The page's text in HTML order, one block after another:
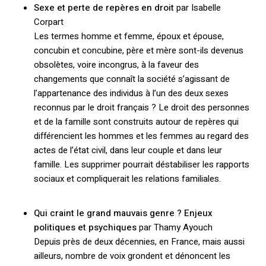
Sexe et perte de repères en droit par Isabelle
Corpart
Les termes homme et femme, époux et épouse,
concubin et concubine, père et mère sont-ils devenus
obsolètes, voire incongrus, à la faveur des
changements que connaît la société s’agissant de
l’appartenance des individus à l’un des deux sexes
reconnus par le droit français ? Le droit des personnes
et de la famille sont construits autour de repères qui
différencient les hommes et les femmes au regard des
actes de l’état civil, dans leur couple et dans leur
famille. Les supprimer pourrait déstabiliser les rapports
sociaux et compliquerait les relations familiales.
Qui craint le grand mauvais genre ? Enjeux
politiques et psychiquespar Thamy Ayouch
Depuis près de deux décennies, en France, mais aussi
ailleurs, nombre de voix grondent et dénoncent les